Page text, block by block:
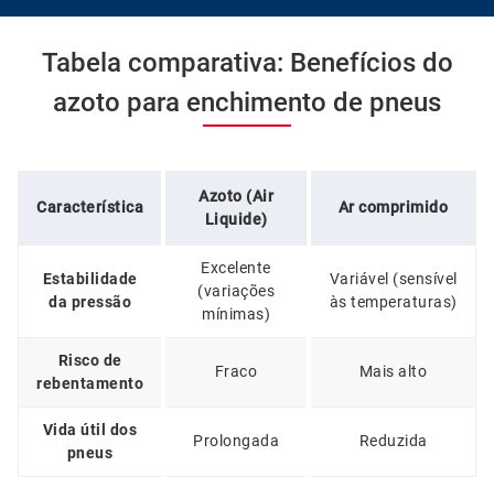
Tabela comparativa: Benefícios do
azoto para enchimento de pneus
Característica
Azoto (Air
Liquide)
Ar comprimido
Estabilidade
da pressão
Excelente
(variações
mínimas)
Variável (sensível
às temperaturas)
Risco de
rebentamento
Fraco Mais alto
Vida útil dos
pneus
Prolongada Reduzida